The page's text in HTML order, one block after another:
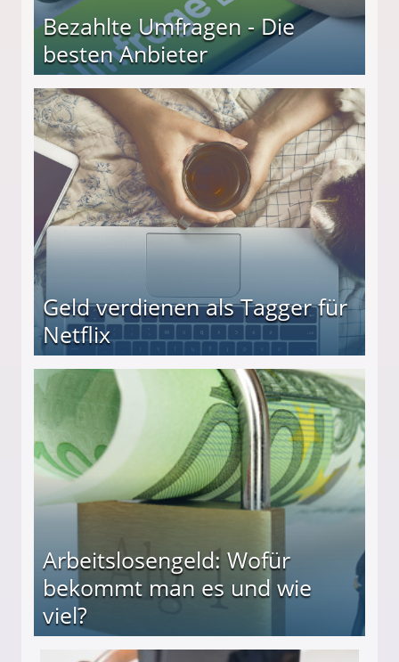
Bezahlte Umfragen - Die
besten Anbieter
Geld verdienen als Tagger für
Netflix
Arbeitslosengeld: Wofür
bekommt man es und wie
viel?